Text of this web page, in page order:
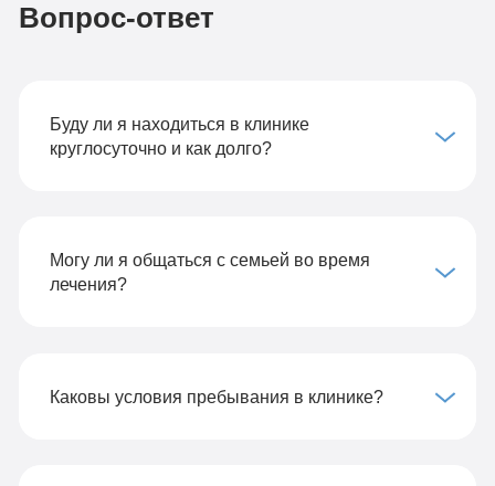
Вопрос-ответ
Буду ли я находиться в клинике
круглосуточно и как долго?
Могу ли я общаться с семьей во время
лечения?
Каковы условия пребывания в клинике?